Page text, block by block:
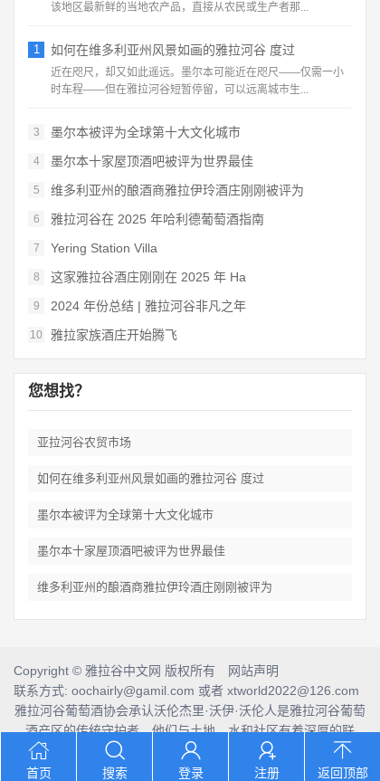
该地区最新鲜的当地农产品，直接从农民或生产者那...
1 如何在维多利亚州风景如画的雅拉河谷 度过
近在咫尺，却又如此遥远。墨尔本可能近在咫尺——仅需一小
时车程——但在雅拉河谷短暂停留，可以远离城市生...
3 墨尔本被评为全球第十大文化城市
4 墨尔本十家屋顶酒吧被评为世界最佳
5 维多利亚州的酿酒商雅拉伊玲酒庄刚刚被评为
6 雅拉河谷在 2025 年哈利德葡萄酒指南
7 Yering Station Villa
8 这家雅拉谷酒庄刚刚在 2025 年 Ha
9 2024 年份总结 | 雅拉河谷非凡之年
10 雅拉家族酒庄开始腾飞
您想找？
亚拉河谷农贸市场
如何在维多利亚州风景如画的雅拉河谷 度过
墨尔本被评为全球第十大文化城市
墨尔本十家屋顶酒吧被评为世界最佳
维多利亚州的酿酒商雅拉伊玲酒庄刚刚被评为
Copyright © 雅拉谷中文网 版权所有 网站声明
联系方式: oochairly@gamil.com 或者 xtworld2022@126.com
雅拉河谷葡萄酒协会承认沃伦杰里·沃伊·沃伦人是雅拉河谷葡萄
酒产区的传统守护者，他们与土地、水和社区有着深厚的联
系。
我们向他们的前辈和当代长者致敬，并将这份敬意延伸到当今
首页 搜索 登录 注册 返回顶部